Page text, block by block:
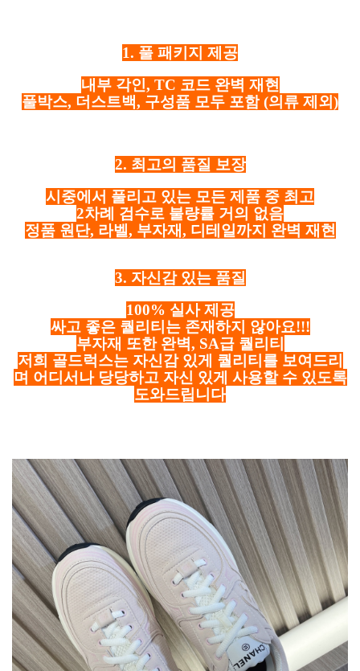
1. 풀 패키지 제공
내부 각인, TC 코드 완벽 재현
풀박스, 더스트백, 구성품 모두 포함 (의류 제외)
2. 최고의 품질 보장
시중에서 풀리고 있는 모든 제품 중 최고
2차례 검수로 불량률 거의 없음
정품 원단, 라벨, 부자재, 디테일까지 완벽 재현
3. 자신감 있는 품질
100% 실사 제공
싸고 좋은 퀄리티는 존재하지 않아요!!!
부자재 또한 완벽, SA급 퀄리티
저희 골드럭스는 자신감 있게 퀄리티를 보여드리
며 어디서나 당당하고 자신 있게 사용할 수 있도록
도와드립니다